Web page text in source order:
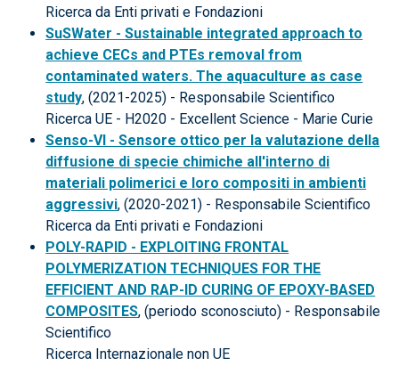
Ricerca da Enti privati e Fondazioni
SuSWater - Sustainable integrated approach to
achieve CECs and PTEs removal from
contaminated waters. The aquaculture as case
study, (2021-2025) - Responsabile Scientifico
Ricerca UE - H2020 - Excellent Science - Marie Curie
Senso-VI - Sensore ottico per la valutazione della
diffusione di specie chimiche all'interno di
materiali polimerici e loro compositi in ambienti
aggressivi, (2020-2021) - Responsabile Scientifico
Ricerca da Enti privati e Fondazioni
POLY-RAPID - EXPLOITING FRONTAL
POLYMERIZATION TECHNIQUES FOR THE
EFFICIENT AND RAP-ID CURING OF EPOXY-BASED
COMPOSITES, (periodo sconosciuto) - Responsabile
Scientifico
Ricerca Internazionale non UE